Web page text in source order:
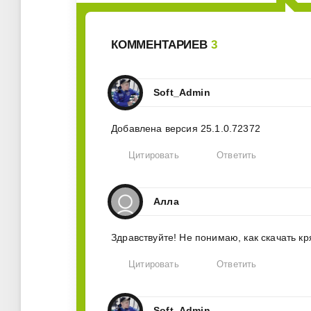
КОММЕНТАРИЕВ 3
Soft_Admin
Добавлена версия 25.1.0.72372
Цитировать Ответить
Алла
Здравствуйте! Не понимаю, как скачать
Цитировать Ответить